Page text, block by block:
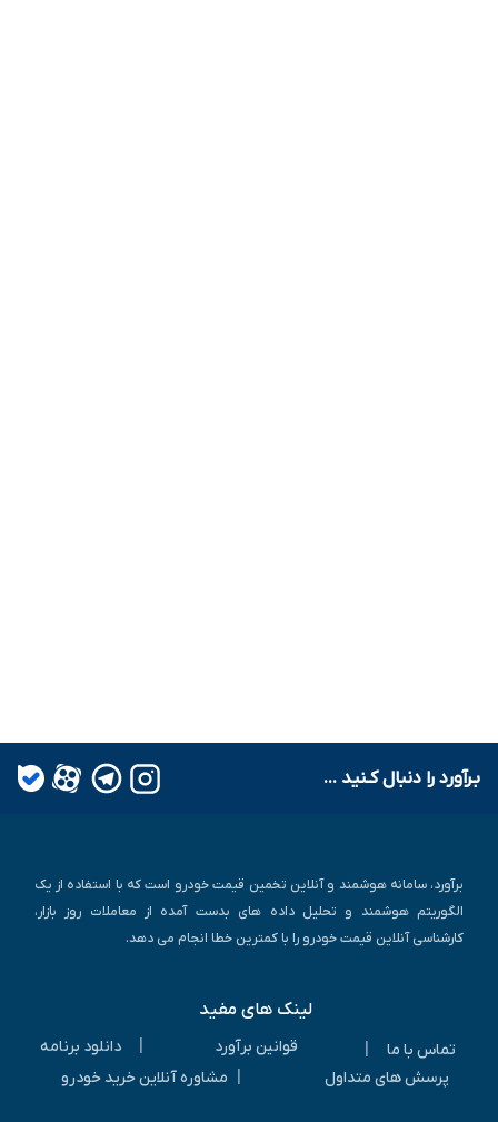
بـرآورد را دنبال کـنید ...
برآورد، سامانه هوشمند و آنلاین تخمین قیمت خودرو است که با استفاده از یک
الگوریتم هوشمند و تحلیل داده های بدست آمده از معاملات روز بازار،
کارشناسی آنلاین قیمت خودرو را با کمترین خطا انجام می دهد.
لینک های مفید
تماس با ما قوانین برآورد
دانلود برنامه
پرسش های متداول
مشاوره آنلاین خرید خودرو